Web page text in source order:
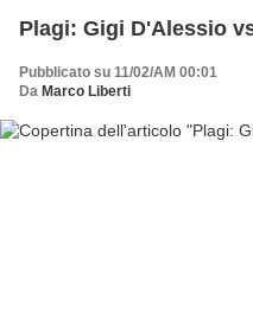
Plagi: Gigi D'Alessio
Pubblicato su 11/02/AM 00:01
Da Marco Liberti